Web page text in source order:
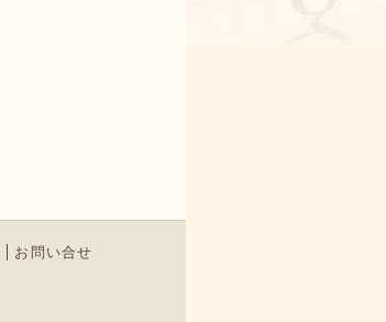
お問い合せ